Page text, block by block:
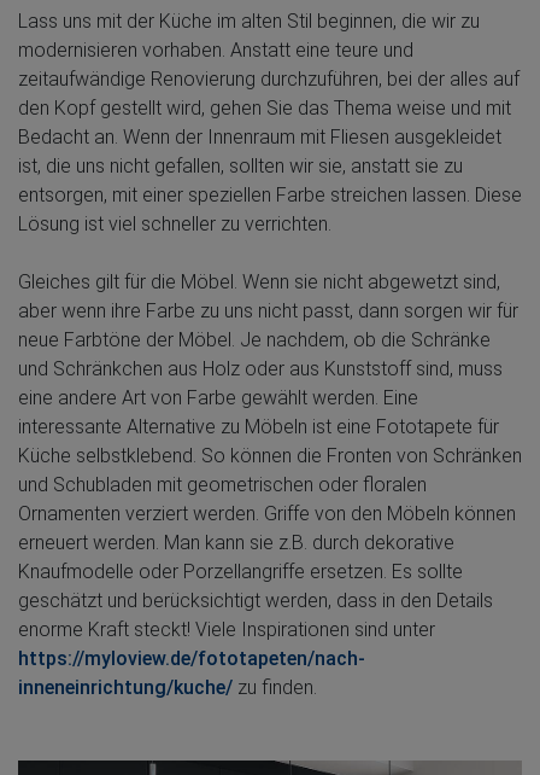
Lass uns mit der Küche im alten Stil beginnen, die wir zu
modernisieren vorhaben. Anstatt eine teure und
zeitaufwändige Renovierung durchzuführen, bei der alles auf
den Kopf gestellt wird, gehen Sie das Thema weise und mit
Bedacht an. Wenn der Innenraum mit Fliesen ausgekleidet
ist, die uns nicht gefallen, sollten wir sie, anstatt sie zu
entsorgen, mit einer speziellen Farbe streichen lassen. Diese
Lösung ist viel schneller zu verrichten.
Gleiches gilt für die Möbel. Wenn sie nicht abgewetzt sind,
aber wenn ihre Farbe zu uns nicht passt, dann sorgen wir für
neue Farbtöne der Möbel. Je nachdem, ob die Schränke
und Schränkchen aus Holz oder aus Kunststoff sind, muss
eine andere Art von Farbe gewählt werden. Eine
interessante Alternative zu Möbeln ist eine Fototapete für
Küche selbstklebend. So können die Fronten von Schränken
und Schubladen mit geometrischen oder floralen
Ornamenten verziert werden. Griffe von den Möbeln können
erneuert werden. Man kann sie z.B. durch dekorative
Knaufmodelle oder Porzellangriffe ersetzen. Es sollte
geschätzt und berücksichtigt werden, dass in den Details
enorme Kraft steckt! Viele Inspirationen sind unter
https://myloview.de/fototapeten/nach-
inneneinrichtung/kuche/ zu finden.